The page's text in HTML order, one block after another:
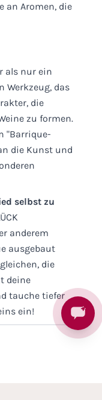
an Aromen, die
als nur ein
Werkzeug, das
die
zu formen.
"Barrique-
die Kunst und
selbst zu
anderem
ausgebaut
die
deine
tauche tiefer
ein!